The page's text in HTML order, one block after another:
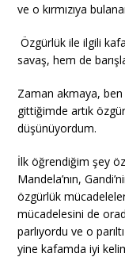
ve o kırmızıya
Özgürlük ile ilgili
savaş, hem de
Zaman akmaya,
gittiğimde artık
düşünüyordum.
İlk öğrendiğim şey
Mandela’nın,
özgürlük
mücadelesini de
parlıyordu ve o
yine kafamda iyi